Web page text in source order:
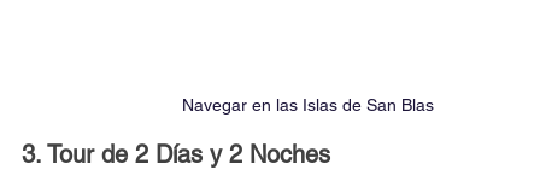
Navegar en las Islas de San Blas
3. Tour de 2 Días y 2 Noches